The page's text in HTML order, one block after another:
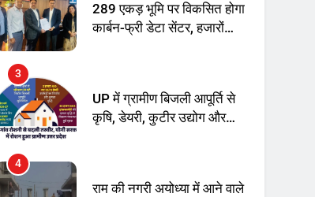
UP में ग्रामीण बिजली आपूर्ति से
कृषि, डेयरी, कुटीर उद्योग और
4
राम की नगरी अयोध्या में आने वाले
भक्तों का स्वागत करेगा लक्ष्मण द्वार
5
उत्तर प्रदेश में गांवों में बढ़ेंगी